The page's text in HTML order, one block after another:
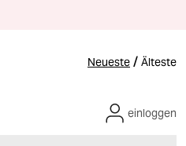
Neueste / Älteste
einloggen